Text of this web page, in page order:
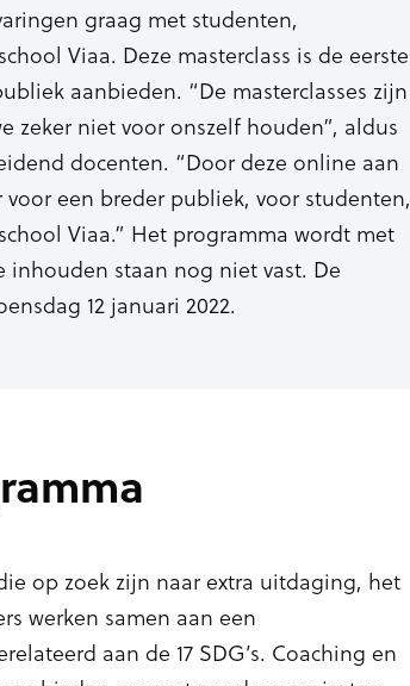
graag met studenten,
Viaa. Deze masterclass is de eerste
aanbieden. “De masterclasses zijn
zeker niet voor onszelf houden”, aldus
docenten. “Door deze online aan
een breder publiek, voor studenten,
Viaa.” Het programma wordt met
staan nog niet vast. De
12 januari 2022.
op zoek zijn naar extra uitdaging, het
werken samen aan een
aan de 17 SDG’s. Coaching en